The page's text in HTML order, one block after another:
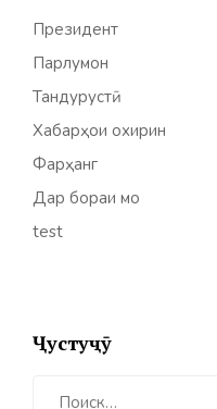
Президент
Парлумон
Тандурустӣ
Хабарҳои охирин
Фарҳанг
Дар бораи мо
test
Ҷустуҷӯ